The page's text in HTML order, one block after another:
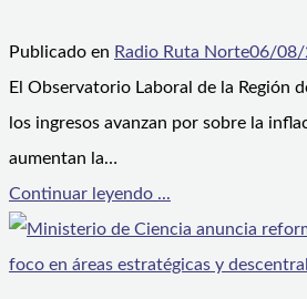
Publicado en Radio Ruta Norte06/08/
El Observatorio Laboral de la Región
los ingresos avanzan por sobre la
aumentan la…
Continuar leyendo ...